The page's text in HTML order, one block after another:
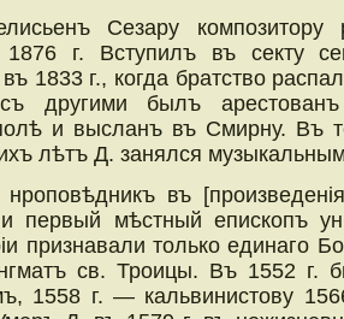
Сезару композитору
г. Вступилъ въ секту
1833 г., когда братство
другими былъ
и высланъ въ Смирну. Въ
лѣтъ Д. занялся
въ
первый мѣстный епископъ
признавали только единаго
св. Троицы. Въ 1552 г.
1558 г. — кальвинистову